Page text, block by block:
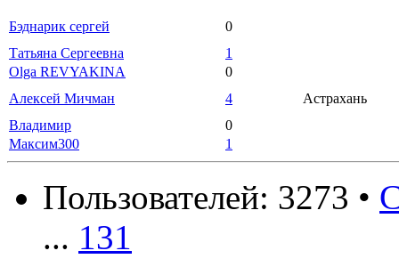
Бэднарик сергей
0
Татьяна Сергеевна
1
Olga REVYAKINA
0
Алексей Мичман
4
Астрахань
Владимир
0
Максим300
1
Пользователей: 3273 •
... 131